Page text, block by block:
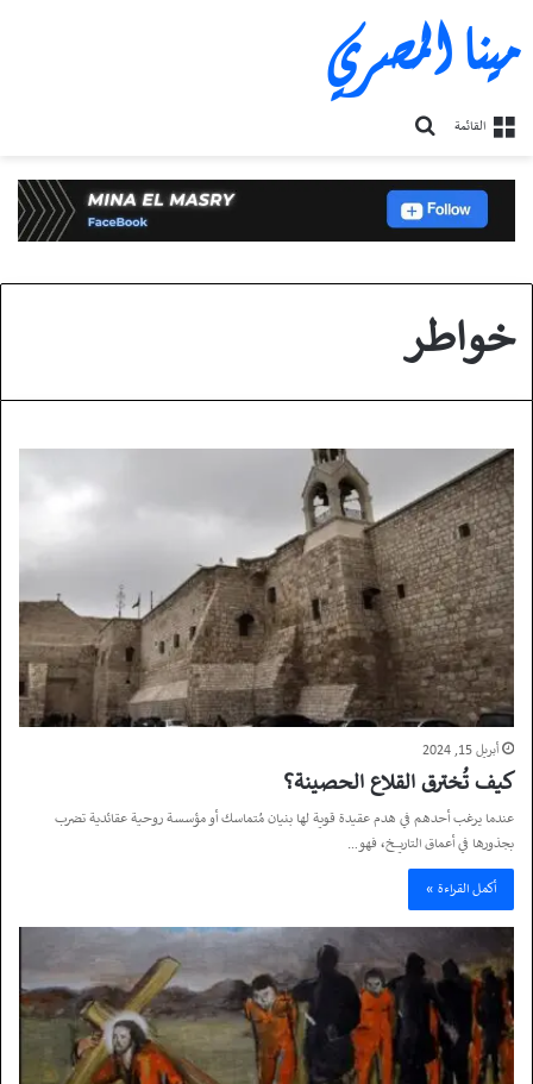
مينا المصري
القائمة
خواطر
أبريل 15, 2024
كيف تُخترق القلاع الحصينة؟
عندما يرغب أحدهم في هدم عقيدة قوية لها بنيان مُتماسك أو مؤسسة روحية عقائدية تضرب
بجذورها في أعماق التاريخ، فهو…
أكمل القراءة »